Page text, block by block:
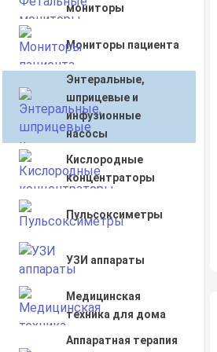
мониторы
Мониторы пациента
Энтеральные,
шприцевые и
инфузионные
насосы
Кислородные
концентраторы
Пульсоксиметры
УЗИ аппараты
Медицинская
техника для дома
Аппаратная терапия